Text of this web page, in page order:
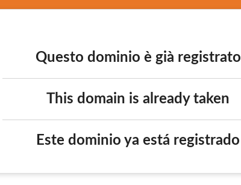
Questo dominio è già registrato
This domain is already taken
Este dominio ya está registrado